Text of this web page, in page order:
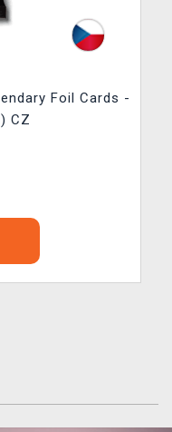
Foil Cards -
CZ